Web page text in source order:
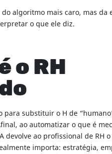
do algoritmo mais caro, mas da
o que ele diz.
o RH
substituir o H de
ao automatizar o que é
devolve ao profissional de RH o
importa: estratégia,